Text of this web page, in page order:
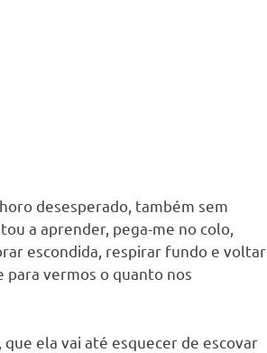
desesperado, também sem
a aprender, pega-me no colo,
escondida, respirar fundo e voltar
para vermos o quanto nos
ela vai até esquecer de escovar